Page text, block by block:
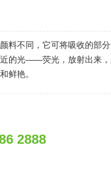
料不同，它可将吸收的部
的光——荧光，放射出来，
鲜艳。
2888